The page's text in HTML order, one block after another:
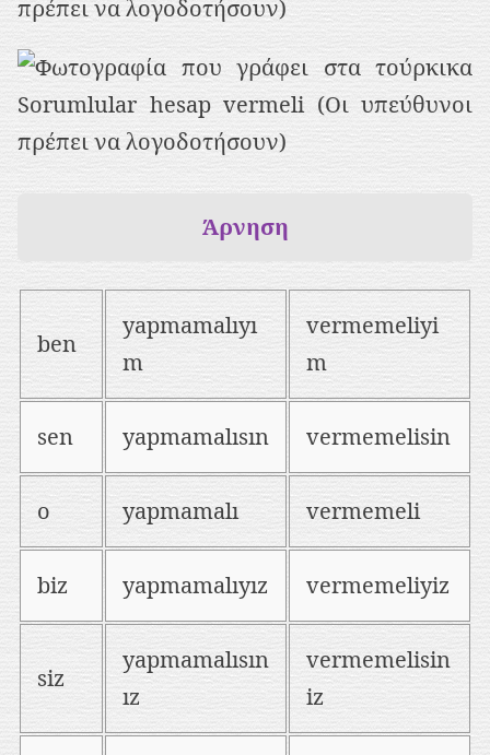
πρέπει να λογοδοτήσουν)
Άρνηση
ben
yapmamalıyı
m
vermemeliyi
m
sen yapmamalısın vermemelisin
o yapmamalı vermemeli
biz yapmamalıyız vermemeliyiz
siz
yapmamalısın
ız
vermemelisin
iz